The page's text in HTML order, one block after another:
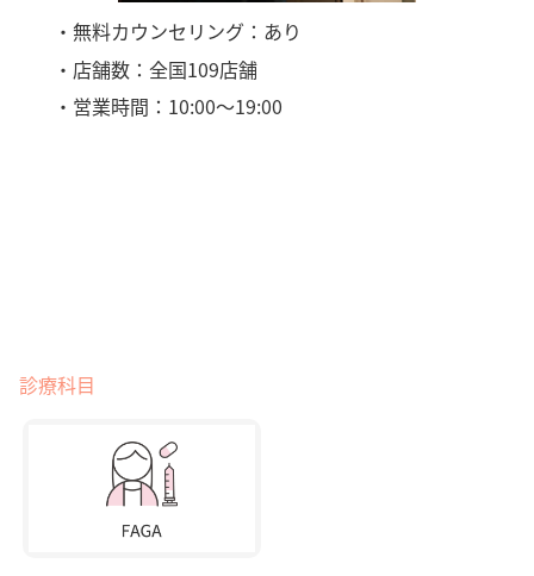
・無料カウンセリング：あり
・店舗数：全国109店舗
・営業時間：10:00〜19:00
診療科目